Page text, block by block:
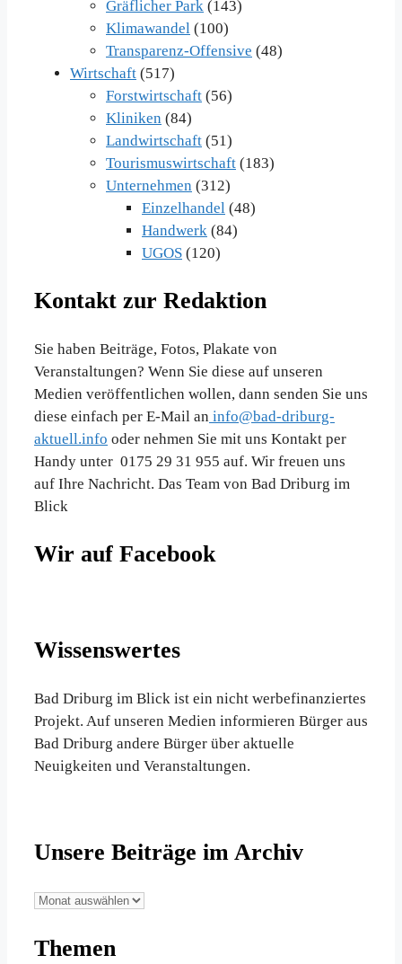
Gräflicher Park (143)
Klimawandel (100)
Transparenz-Offensive (48)
Wirtschaft (517)
Forstwirtschaft (56)
Kliniken (84)
Landwirtschaft (51)
Tourismuswirtschaft (183)
Unternehmen (312)
Einzelhandel (48)
Handwerk (84)
UGOS (120)
Kontakt zur Redaktion
Sie haben Beiträge, Fotos, Plakate von
Veranstaltungen? Wenn Sie diese auf unseren
Medien veröffentlichen wollen, dann senden Sie uns
diese einfach per E-Mail an info@bad-driburg-
aktuell.info oder nehmen Sie mit uns Kontakt per
Handy unter 0175 29 31 955 auf. Wir freuen uns
auf Ihre Nachricht. Das Team von Bad Driburg im
Blick
Wir auf Facebook
Wissenswertes
Bad Driburg im Blick ist ein nicht werbefinanziertes
Projekt. Auf unseren Medien informieren Bürger aus
Bad Driburg andere Bürger über aktuelle
Neuigkeiten und Veranstaltungen.
Unsere Beiträge im Archiv
Unsere
im
Themen